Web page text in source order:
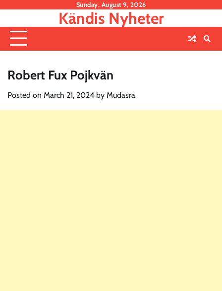
content
Sunday, August 9, 2026
Kändis Nyheter
Robert Fux Pojkvän
Posted on March 21, 2024 by Mudasra